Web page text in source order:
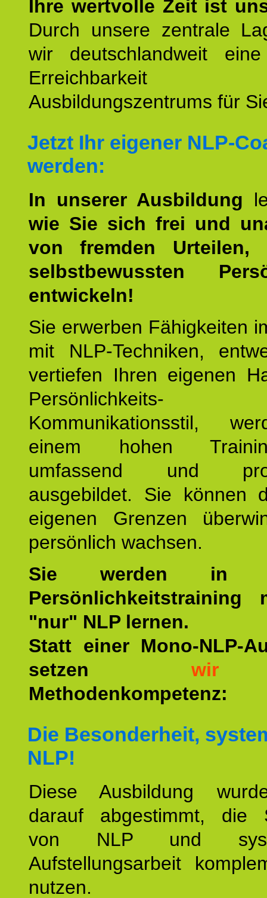
Ihre wertvolle Zeit ist
Durch unsere zentrale
wir deutschlandweit
Erreichbarkeit
Ausbildungszentrums für
Jetzt Ihr eigener NLP-
werden:
In unserer Ausbildung
wie Sie sich frei und
von fremden Urteilen,
selbstbewussten
entwickeln!
Sie erwerben Fähigkeiten
mit NLP-Techniken,
vertiefen Ihren eigenen
Kommunikationsstil,
einem hohen
umfassend und
ausgebildet. Sie können
eigenen Grenzen
persönlich wachsen.
Sie werden in
Persönlichkeitstraining
"nur" NLP lernen.
Statt einer Mono-NLP-
setzen wir
Methodenkompetenz:
Die Besonderheit,
NLP!
Diese Ausbildung
darauf abgestimmt, die
von NLP und
Aufstellungsarbeit
nutzen.